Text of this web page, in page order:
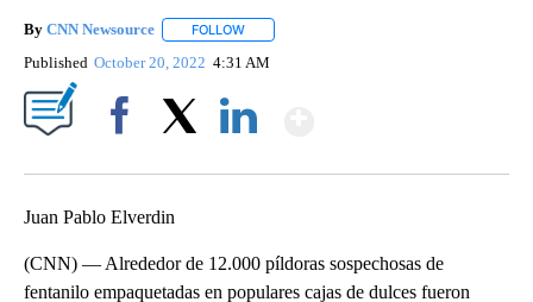
By CNN Newsource FOLLOW
Published October 20, 2022 4:31 AM
Juan Pablo Elverdin
(CNN) — Alrededor de 12.000 píldoras sospechosas de
fentanilo empaquetadas en populares cajas de dulces fueron